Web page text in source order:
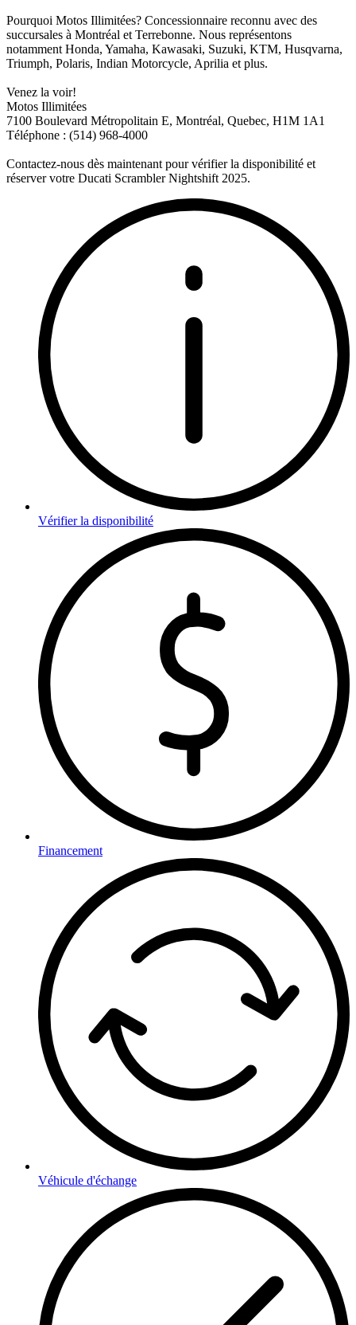
Pourquoi Motos Illimitées? Concessionnaire reconnu avec des
succursales à Montréal et Terrebonne. Nous représentons
notamment Honda, Yamaha, Kawasaki, Suzuki, KTM, Husqvarna,
Triumph, Polaris, Indian Motorcycle, Aprilia et plus.
Venez la voir!
Motos Illimitées
7100 Boulevard Métropolitain E, Montréal, Quebec, H1M 1A1
Téléphone : (514) 968-4000
Contactez-nous dès maintenant pour vérifier la disponibilité et
réserver votre Ducati Scrambler Nightshift 2025.
Vérifier la disponibilité
Financement
Véhicule d'échange